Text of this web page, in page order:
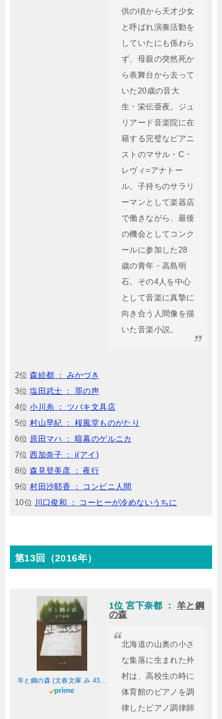
供の頃から天才少女
と呼ばれ演奏活動を
していたにも係わら
ず、母親の突然死か
ら表舞台から去って
いた20歳の音大
生・栄伝亜夜。ジュ
リアード音楽院に在
籍する完璧なピアニ
ストのマサル・C・
レヴィ=アナトー
ル。子持ちのサラリ
ーマンとして楽器店
で働きながら、最後
の機会としてコンク
ールに参加した28
歳の青年・高島明
石。その4人を中心
として音楽に真摯に
向き合う人間像を描
いた音楽小説。
2位森絵都 ： みかづき
3位塩田武士 ： 罪の声
4位小川糸 ： ツバキ文具店
5位村山早紀 ： 桜風堂ものがたり
6位 原田マハ ： 暗幕のゲルニカ
7位西加奈子 ： i(アイ)
8位森見登美彦 ： 夜行
9位村田沙耶香 ： コンビニ人間
10位 川口俊和 ： コーヒーが冷めないうちに
第13回（2016年）
羊と鋼の森 (文春文庫 み 43-2)
1位 宮下奈都 ： 羊と鋼
の森
北海道の山奥の小さ
な集落に生まれた外
村は、高校生の時に
体育館のピアノを調
律したピアノ調律師